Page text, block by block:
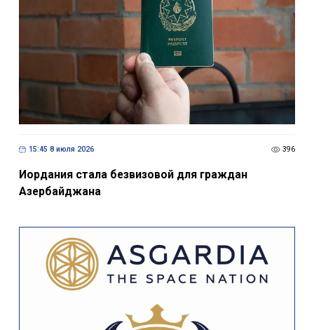
15:45 8 июля 2026 396
Иордания стала безвизовой для граждан
Азербайджана